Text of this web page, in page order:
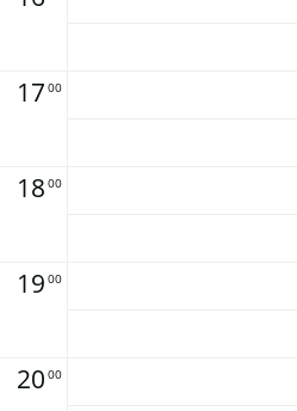
17 00
18 00
19 00
20 00